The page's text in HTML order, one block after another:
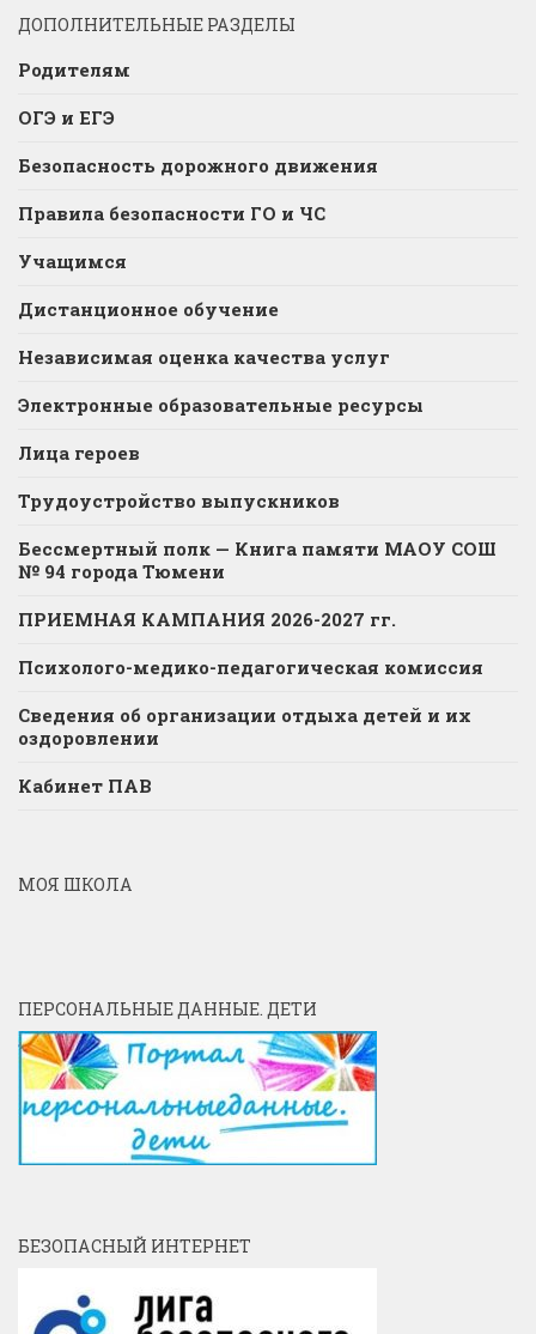
ДОПОЛНИТЕЛЬНЫЕ РАЗДЕЛЫ
Родителям
ОГЭ и ЕГЭ
Безопасность дорожного движения
Правила безопасности ГО и ЧС
Учащимся
Дистанционное обучение
Независимая оценка качества услуг
Электронные образовательные ресурсы
Лица героев
Трудоустройство выпускников
Бессмертный полк — Книга памяти МАОУ СОШ
№ 94 города Тюмени
ПРИЕМНАЯ КАМПАНИЯ 2026-2027 гг.
Психолого-медико-педагогическая комиссия
Сведения об организации отдыха детей и их
оздоровлении
Кабинет ПАВ
МОЯ ШКОЛА
ПЕРСОНАЛЬНЫЕ ДАННЫЕ. ДЕТИ
БЕЗОПАСНЫЙ ИНТЕРНЕТ